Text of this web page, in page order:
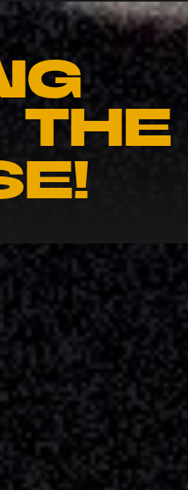
THE